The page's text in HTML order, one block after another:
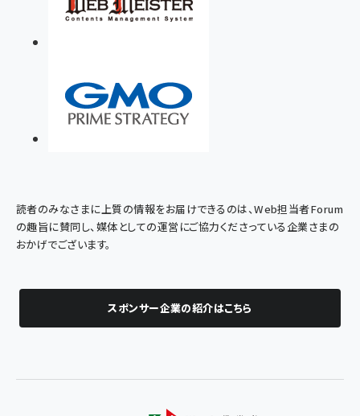
読者のみなさまに上質の情報をお届けできるのは、Web担当者Forum
の趣旨に賛同し、媒体としての運営にご協力くださっている企業さまの
おかげでございます。
スポンサー企業の紹介はこちら